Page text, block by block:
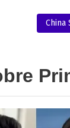
China